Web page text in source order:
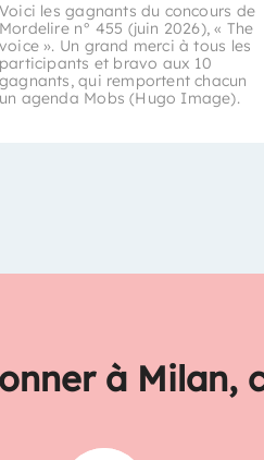
Voici les gagnants du concours de
Mordelire n° 455 (juin 2026), « The
voice ». Un grand merci à tous les
participants et bravo aux 10
gagnants, qui remportent chacun
un agenda Mobs (Hugo Image).
à Milan,